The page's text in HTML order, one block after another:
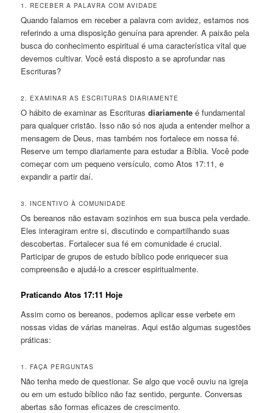
1. RECEBER A PALAVRA COM AVIDADE
Quando falamos em receber a palavra com avidez, estamos nos
referindo a uma disposição genuína para aprender. A paixão pela
busca do conhecimento espiritual é uma característica vital que
devemos cultivar. Você está disposto a se aprofundar nas
Escrituras?
2. EXAMINAR AS ESCRITURAS DIARIAMENTE
O hábito de examinar as Escriturasdiariamente é fundamental
para qualquer cristão. Isso não só nos ajuda a entender melhor a
mensagem de Deus, mas também nos fortalece em nossa fé.
Reserve um tempo diariamente para estudar a Bíblia. Você pode
começar com um pequeno versículo, como Atos 17:11, e
expandir a partir daí.
3. INCENTIVO À COMUNIDADE
Os bereanos não estavam sozinhos em sua busca pela verdade.
Eles interagiram entre si, discutindo e compartilhando suas
descobertas. Fortalecer sua fé em comunidade é crucial.
Participar de grupos de estudo bíblico pode enriquecer sua
compreensão e ajudá-lo a crescer espiritualmente.
Praticando Atos 17:11 Hoje
Assim como os bereanos, podemos aplicar esse verbete em
nossas vidas de várias maneiras. Aqui estão algumas sugestões
práticas:
1. FAÇA PERGUNTAS
Não tenha medo de questionar. Se algo que você ouviu na igreja
ou em um estudo bíblico não faz sentido, pergunte. Conversas
abertas são formas eficazes de crescimento.